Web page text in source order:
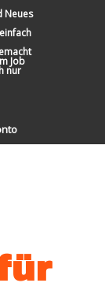
Neues
Job
nur